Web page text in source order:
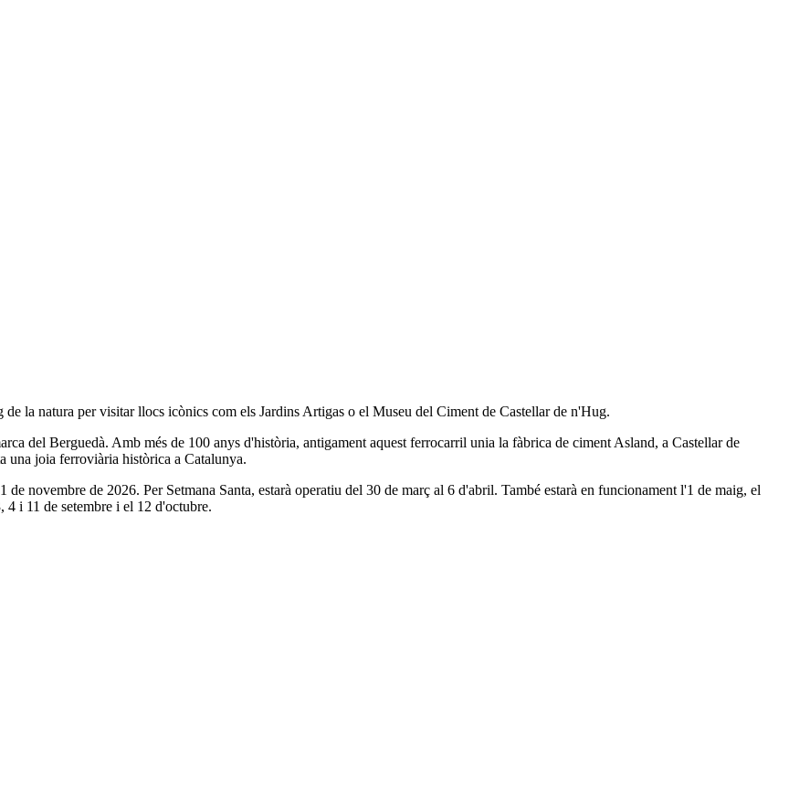
la natura per visitar llocs icònics com els Jardins Artigas o el Museu del Ciment de Castellar de n'Hug.
del Berguedà. Amb més de 100 anys d'història, antigament aquest ferrocarril unia la fàbrica de ciment Asland, a Castellar de
una joia ferroviària històrica a Catalunya.
novembre de 2026. Per Setmana Santa, estarà operatiu del 30 de març al 6 d'abril. També estarà en funcionament l'1 de maig, el
i 11 de setembre i el 12 d'octubre.